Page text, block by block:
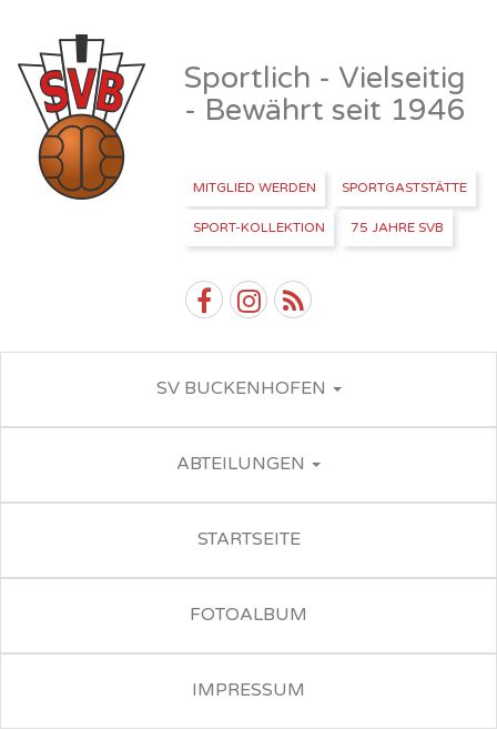
Sportlich - Vielseitig
- Bewährt seit 1946
MITGLIED WERDEN SPORTGASTSTÄTTE
SPORT-KOLLEKTION 75 JAHRE SVB
SV BUCKENHOFEN
ABTEILUNGEN
STARTSEITE
FOTOALBUM
IMPRESSUM